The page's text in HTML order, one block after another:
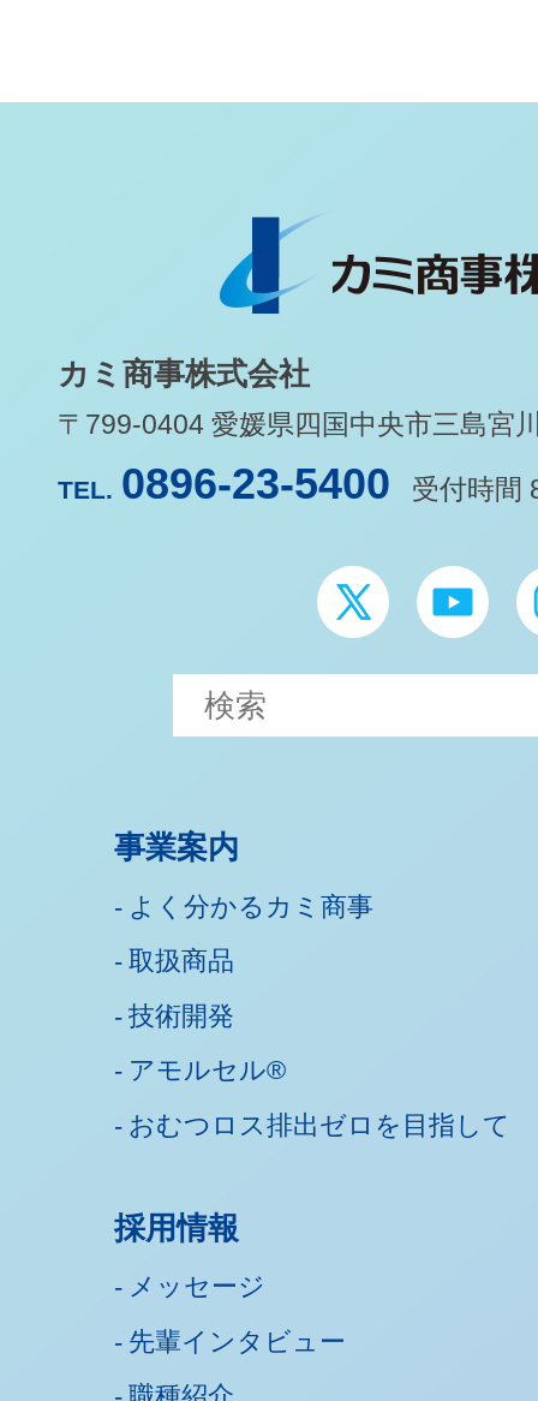
カミ商事株式会社
〒799-0404 愛媛県四国中央市三島宮
TEL. 0896-23-5400 受付時間
事業案内
よく分かるカミ商事
取扱商品
技術開発
アモルセル®
おむつロス排出ゼロを目指して
採用情報
メッセージ
先輩インタビュー